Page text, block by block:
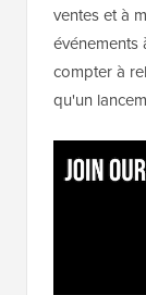
ventes et à
événements
compter à
qu'un